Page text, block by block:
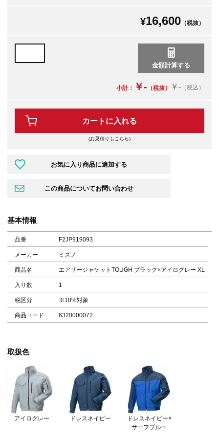
¥16,600 （税抜）
小計： ￥- （税抜） ￥- （税込）
カートに入れる
(お見積りもこちら)
基本情報
品番 F2JP919093
メーカー ミズノ
商品名 エアリージャケットTOUGH ブラック×アイログレー XL
入り数 1
税区分 ※10%対象
商品コード 6320000072
取扱色
アイログレー ドレスネイビー
ドレスネイビー×
サーフブルー